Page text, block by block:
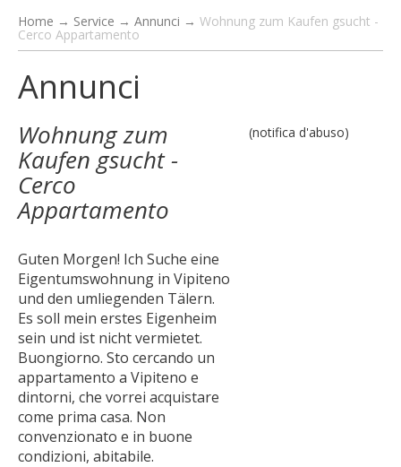
Home → Service → Annunci → Wohnung zum Kaufen gsucht -
Cerco Appartamento
Annunci
Wohnung zum
Kaufen gsucht -
Cerco
Appartamento
Guten Morgen! Ich Suche eine
Eigentumswohnung in Vipiteno
und den umliegenden Tälern.
Es soll mein erstes Eigenheim
sein und ist nicht vermietet.
Buongiorno. Sto cercando un
appartamento a Vipiteno e
dintorni, che vorrei acquistare
come prima casa. Non
convenzionato e in buone
condizioni, abitabile.
(notifica d'abuso)